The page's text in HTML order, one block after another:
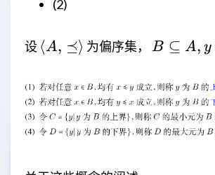
(2)
设 \langle
\rangle
⟨A, ⪯⟩ 为偏序集，
B
A,y \in A
B ⊆ A, y